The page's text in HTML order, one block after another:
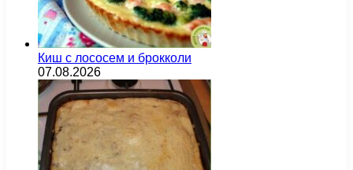
Киш с лососем и брокколи
07.08.2026